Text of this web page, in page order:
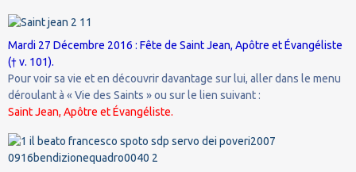
Mardi 27 Décembre 2016 : Fête de Saint Jean, Apôtre et Évangéliste
(† v. 101).
Pour voir sa vie et en découvrir davantage sur lui, aller dans le menu
déroulant à « Vie des Saints » ou sur le lien suivant :
Saint Jean, Apôtre et Évangéliste.